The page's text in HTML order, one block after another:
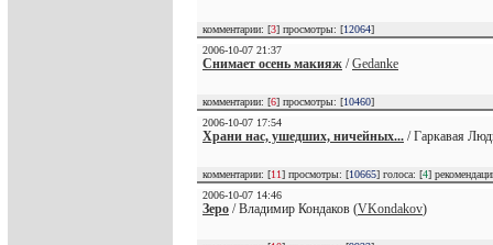
комментарии: [3] просмотры: [12064]
2006-10-07 21:37
Снимает осень макияж /Gedanke
комментарии: [6] просмотры: [10460]
2006-10-07 17:54
Храни нас, ушедших, ничейных... / Гаркавая
комментарии: [11] просмотры: [10665] голоса: [4]
2006-10-07 14:46
Зеро / Владимир Кондаков (VKondakov)